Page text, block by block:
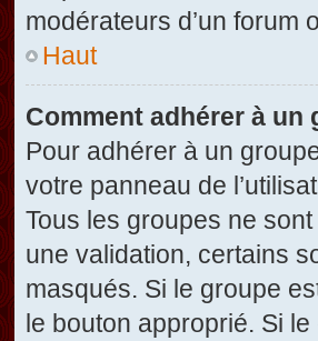
modérateurs d’un forum
Haut
Comment adhérer à un
Pour adhérer à un
votre panneau de
Tous les groupes ne
une validation, certains
masqués. Si le groupe
le bouton approprié. Si